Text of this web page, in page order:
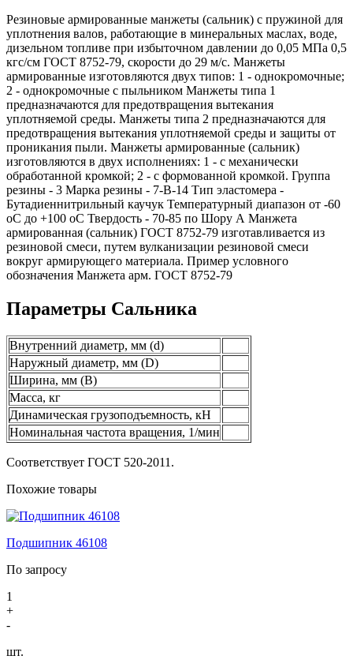
Резиновые армированные манжеты (сальник) с пружиной для
уплотнения валов, работающие в минеральных маслах, воде,
дизельном топливе при избыточном давлении до 0,05 МПа 0,5
кгс/см ГОСТ 8752-79, скорости до 29 м/с. Манжеты
армированные изготовляются двух типов: 1 - однокромочные;
2 - однокромочные с пыльником Манжеты типа 1
предназначаются для предотвращения вытекания
уплотняемой среды. Манжеты типа 2 предназначаются для
предотвращения вытекания уплотняемой среды и защиты от
проникания пыли. Манжеты армированные (сальник)
изготовляются в двух исполнениях: 1 - с механически
обработанной кромкой; 2 - с формованной кромкой. Группа
резины - 3 Марка резины - 7-В-14 Тип эластомера -
Бутадиеннитрильный каучук Температурный диапазон от -60
оС до +100 оС Твердость - 70-85 по Шору А Манжета
армированная (сальник) ГОСТ 8752-79 изготавливается из
резиновой смеси, путем вулканизации резиновой смеси
вокруг армирующего материала. Пример условного
обозначения Манжета арм. ГОСТ 8752-79
Параметры Сальника
Внутренний диаметр, мм (d)
Наружный диаметр, мм (D)
Ширина, мм (B)
Масса, кг
Динамическая грузоподъемность, кН
Номинальная частота вращения, 1/мин
Соответствует ГОСТ 520-2011.
Похожие товары
Подшипник 46108
По запросу
1
+
-
шт.